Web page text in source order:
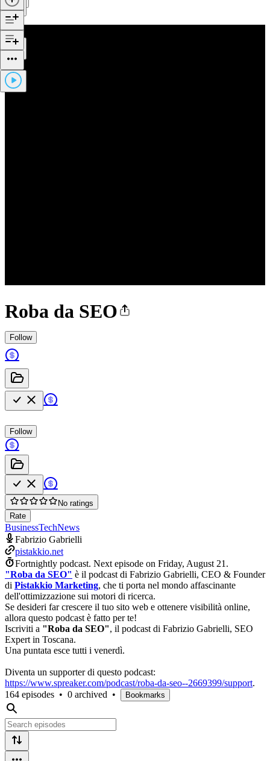
Roba da SEO
Follow
Follow
No ratings
Rate
BusinessTechNews
Fabrizio Gabrielli
pistakkio.net
Fortnightly podcast. Next episode on Friday, August 21 .
"Roba da SEO" è il podcast di Fabrizio Gabrielli, CEO & Founder
di Pistakkio Marketing, che ti porta nel mondo affascinante
dell'ottimizzazione sui motori di ricerca.
Se desideri far crescere il tuo sito web e ottenere visibilità online,
allora questo podcast è fatto per te!
Iscriviti a "Roba da SEO", il podcast di Fabrizio Gabrielli, SEO
Expert in Toscana.
Una puntata esce tutti i venerdì.
Diventa un supporter di questo podcast:
https://www.spreaker.com/podcast/roba-da-seo--2669399/support.
164 episodes • 0 archived • Bookmarks